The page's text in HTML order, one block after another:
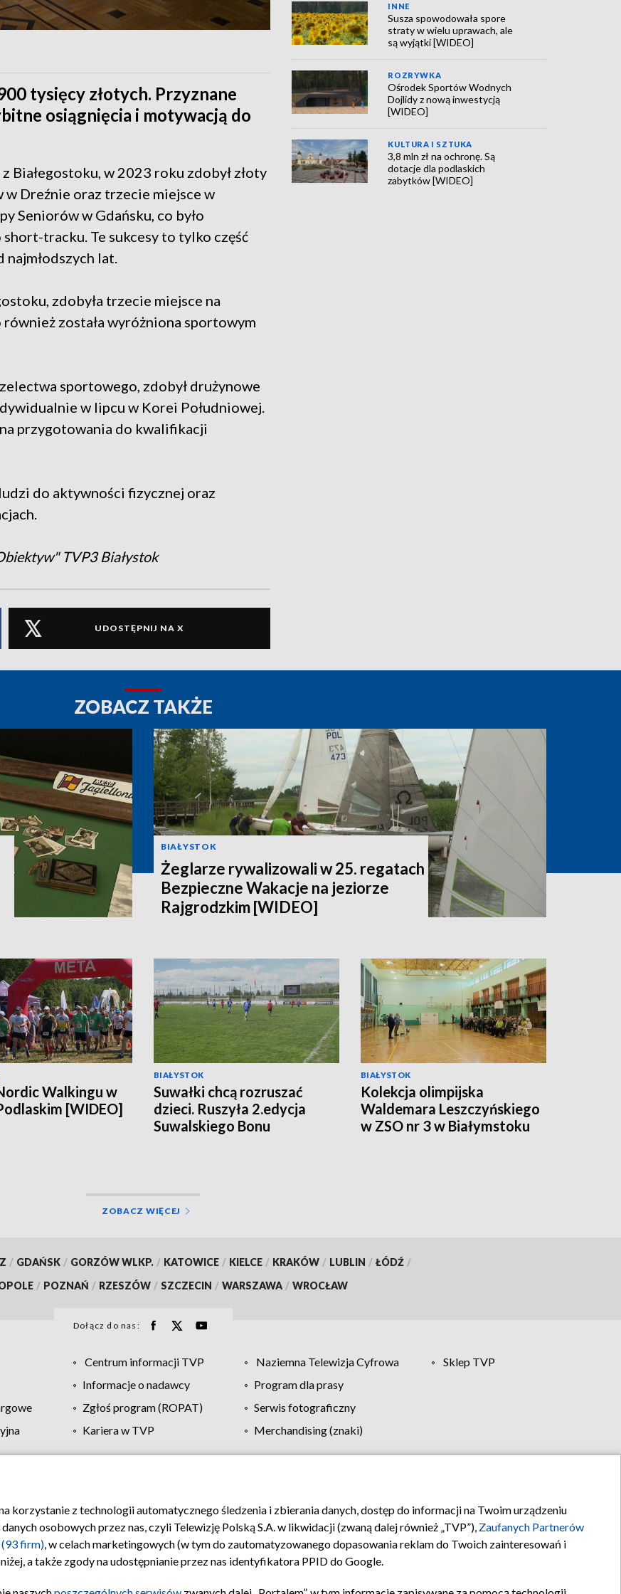
tysięcy złotych. Przyznane
osiągnięcia i motywacją do
Białegostoku, w 2023 roku zdobył złoty
Dreźnie oraz trzecie miejsce w
Seniorów w Gdańsku, co było
tracku. Te sukcesy to tylko część
lat.
zdobyła trzecie miejsce na
została wyróżniona sportowym
sportowego, zdobył drużynowe
w lipcu w Korei Południowej.
przygotowania do kwalifikacji
do aktywności fizycznej oraz
TVP3 Białystok
UDOSTĘPNIJ NA X
INNE
Susza spowodowała spore
straty w wielu uprawach, ale
są wyjątki [WIDEO]
ROZRYWKA
Ośrodek Sportów Wodnych
Dojlidy z nową inwestycją
[WIDEO]
KULTURA I SZTUKA
3,8 mln zł na ochronę. Są
dotacje dla podlaskich
zabytków [WIDEO]
ZOBACZ TAKŻE
BIAŁYSTOK
Żeglarze rywalizowali w 25. regatach
Bezpieczne Wakacje na jeziorze
Rajgrodzkim [WIDEO]
Walkingu w
[WIDEO]
BIAŁYSTOK
Suwałki chcą rozruszać
dzieci. Ruszyła 2.edycja
Suwalskiego Bonu
BIAŁYSTOK
Kolekcja olimpijska
Waldemara Leszczyńskiego
w ZSO nr 3 w Białymstoku
ZOBACZ WIĘCEJ
/ GDAŃSK / GORZÓW WLKP. / KATOWICE / KIELCE / KRAKÓW / LUBLIN / ŁÓDŹ /
/ POZNAŃ / RZESZÓW / SZCZECIN / WARSZAWA / WROCŁAW
Dołącz do nas:
Centrum informacji TVP Naziemna Telewizja Cyfrowa
Sklep TVP
Informacje o nadawcy
Program dla prasy
Zgłoś program (ROPAT)
Serwis fotograficzny
Kariera w TVP
Merchandising (znaki)
prywatności Moje zgody Pomoc Biuro reklamy Kontakt
korzystanie z technologii automatycznego śledzenia i zbierania danych, dostęp do informacji na Twoim urządzeniu
osobowych przez nas, czyli Telewizję Polską S.A. w likwidacji (zwaną dalej również „TVP”), Zaufanych Partnerów
firm), w celach marketingowych (w tym do zautomatyzowanego dopasowania reklam do Twoich zainteresowań i
a także zgody na udostępnianie przez nas identyfikatora PPID do Google.